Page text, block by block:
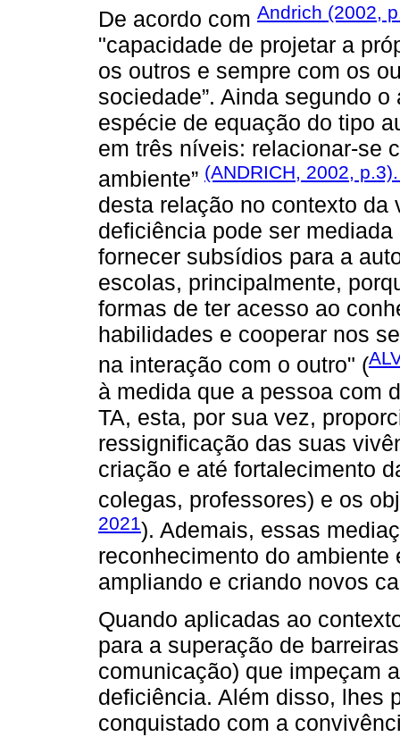
De acordo com Andrich (2002,
"capacidade de projetar a
os outros e sempre com os
sociedade”. Ainda segundo
espécie de equação do tipo
em três níveis: relacionar-se
ambiente” (ANDRICH, 2002,
desta relação no contexto
deficiência pode ser
fornecer subsídios para a
escolas, principalmente,
formas de ter acesso ao
habilidades e cooperar nos
na interação com o outro" (
à medida que a pessoa com
TA, esta, por sua vez,
ressignificação das suas
criação e até fortalecimento
colegas, professores) e os
2021). Ademais, essas
reconhecimento do
ampliando e criando novos
Quando aplicadas ao
para a superação de
comunicação) que impeçam
deficiência. Além disso, lhes
conquistado com a